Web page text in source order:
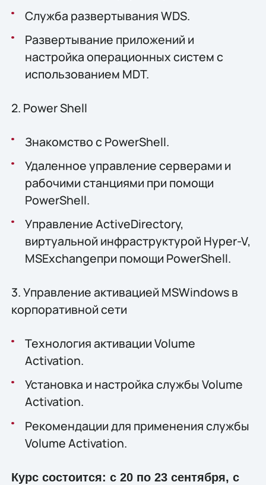
Служба развертывания WDS.
Развертывание приложений и
настройка операционных систем с
использованием MDT.
2. Power Shell
Знакомство с PowerShell.
Удаленное управление серверами и
рабочими станциями при помощи
PowerShell.
Управление ActiveDirectory,
виртуальной инфраструктурой Hyper-V,
MSExchangeпри помощи PowerShell.
3. Управление активацией MSWindows в
корпоративной сети
Технология активации Volume
Activation.
Установка и настройка службы Volume
Activation.
Рекомендации для применения службы
Volume Activation.
Курс состоится: с 20 по 23 сентября, с